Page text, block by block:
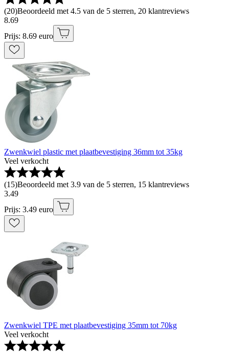
(20)Beoordeeld met 4.5 van de 5 sterren, 20 klantreviews
8.69
Prijs: 8.69 euro
Zwenkwiel plastic met plaatbevestiging 36mm tot 35kg
Veel verkocht
(15)Beoordeeld met 3.9 van de 5 sterren, 15 klantreviews
3.49
Prijs: 3.49 euro
Zwenkwiel TPE met plaatbevestiging 35mm tot 70kg
Veel verkocht